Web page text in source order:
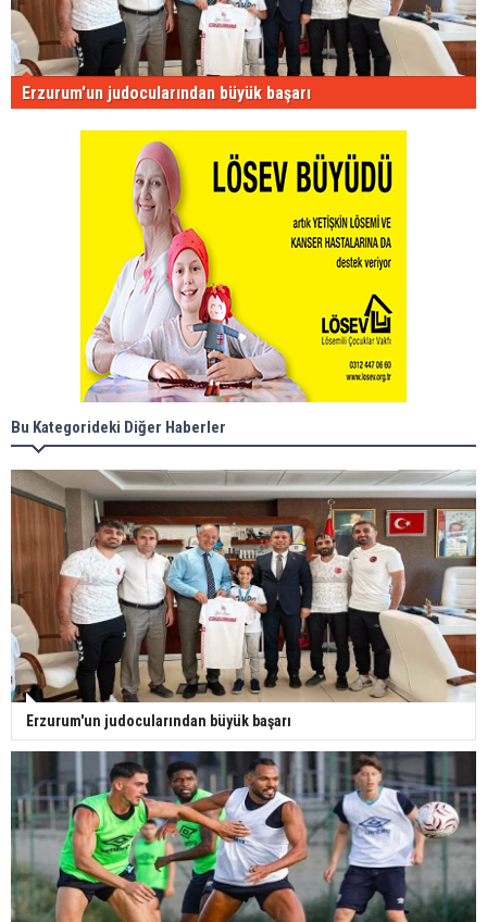
Erzurum'un judocularından büyük başarı
Bu Kategorideki Diğer Haberler
Erzurum'un judocularından büyük başarı